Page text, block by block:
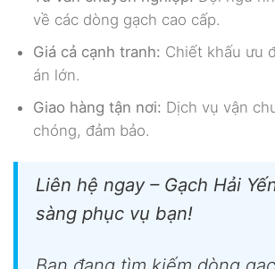
về các dòng gạch cao cấp.
Giá cả cạnh tranh: Chiết khấu ưu
án lớn.
Giao hàng tận nơi: Dịch vụ vận
chóng, đảm bảo.
Liên hệ ngay – Gạch Hải
sàng phục vụ bạn!